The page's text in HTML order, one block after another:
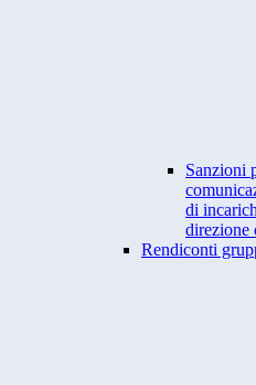
Sanzioni
di
direzione
Rendiconti